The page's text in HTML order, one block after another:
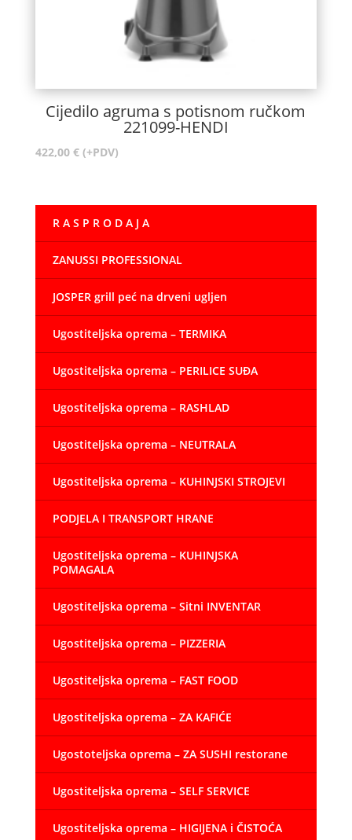
Cijedilo agruma s potisnom ručkom
221099-HENDI
422,00 € (+PDV)
R A S P R O D A J A
ZANUSSI PROFESSIONAL
JOSPER grill peć na drveni ugljen
Ugostiteljska oprema – TERMIKA
Ugostiteljska oprema – PERILICE SUĐA
Ugostiteljska oprema – RASHLAD
Ugostiteljska oprema – NEUTRALA
Ugostiteljska oprema – KUHINJSKI STROJEVI
PODJELA I TRANSPORT HRANE
Ugostiteljska oprema – KUHINJSKA
POMAGALA
Ugostiteljska oprema – Sitni INVENTAR
Ugostiteljska oprema – PIZZERIA
Ugostiteljska oprema – FAST FOOD
Ugostiteljska oprema – ZA KAFIĆE
Ugostoteljska oprema – ZA SUSHI restorane
Ugostiteljska oprema – SELF SERVICE
Ugostiteljska oprema – HIGIJENA i ČISTOĆA